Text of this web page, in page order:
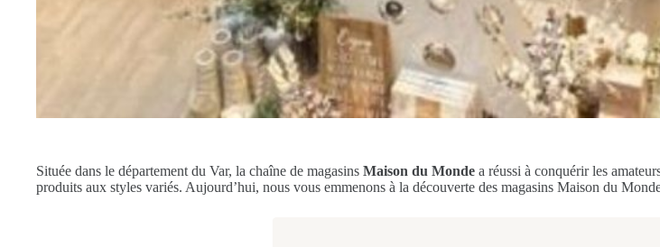
Située dans le département du Var, la chaîne de magasins Maison du Monde a réussi à conquérir les
produits aux styles variés. Aujourd’hui, nous vous emmenons à la découverte des magasins Maison du